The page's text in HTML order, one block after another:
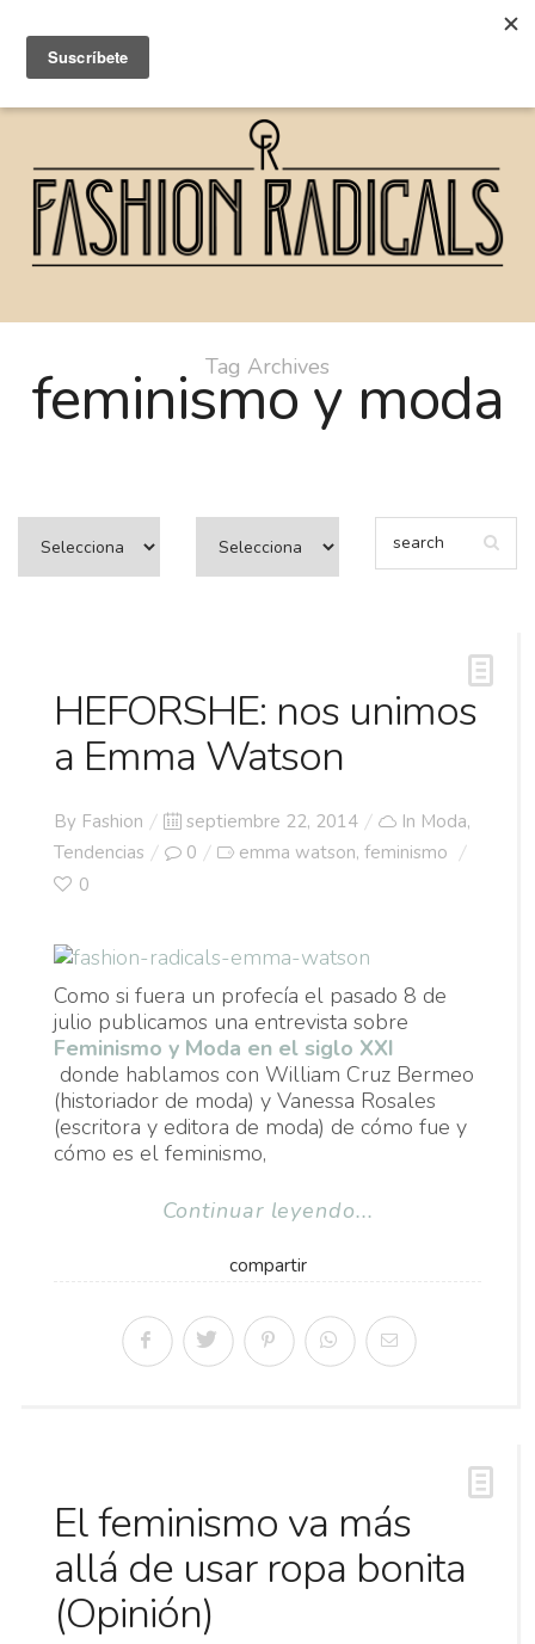
Tag Archives
feminismo y moda
HEFORSHE: nos unimos
a Emma Watson
By Fashion
Posted
on
septiembre 22, 2014 In Moda,
Tendencias
0 emma watson, feminismo
0
Como si fuera un profecía el pasado 8 de
julio publicamos una entrevista sobre
Feminismo y Moda en el siglo XXI
donde hablamos con William Cruz Bermeo
(historiador de moda) y Vanessa Rosales
(escritora y editora de moda) de cómo fue y
cómo es el feminismo,
Continuar leyendo...
compartir
El feminismo va más
allá de usar ropa bonita
(Opinión)